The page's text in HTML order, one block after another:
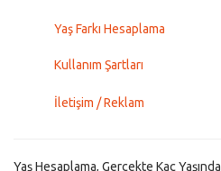
Yaş Farkı Hesaplama
Kullanım Şartları
İletişim / Reklam
Yaş Hesaplama, Gerçekte Kaç